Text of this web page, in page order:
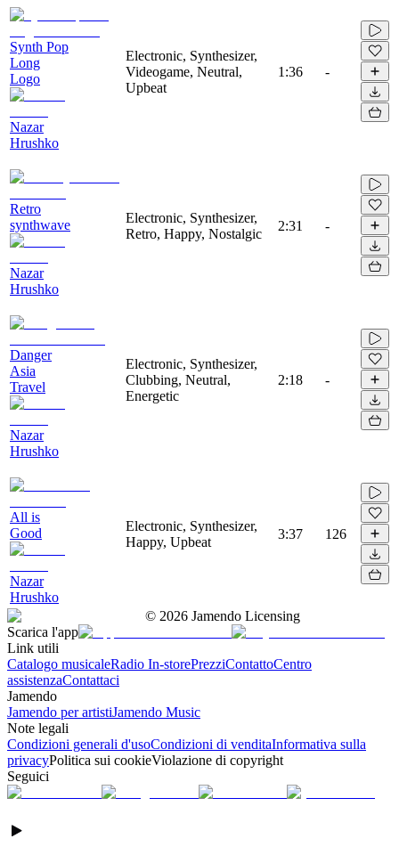
Synth Pop
Long
Logo
Nazar
Hrushko
Electronic, Synthesizer,
Videogame, Neutral,
Upbeat
1:36 -
Retro
synthwave
Nazar
Hrushko
Electronic, Synthesizer,
Retro, Happy, Nostalgic
2:31 -
Danger
Asia
Travel
Nazar
Hrushko
Electronic, Synthesizer,
Clubbing, Neutral,
Energetic
2:18 -
All is
Good
Nazar
Hrushko
Electronic, Synthesizer,
Happy, Upbeat
3:37 126
© 2026 Jamendo Licensing
Scarica l'app
Link utili
Catalogo musicaleRadio In-storePrezziContattoCentro
assistenzaContattaci
Jamendo
Jamendo per artistiJamendo Music
Note legali
Condizioni generali d'usoCondizioni di venditaInformativa sulla
privacyPolitica sui cookieViolazione di copyright
Seguici